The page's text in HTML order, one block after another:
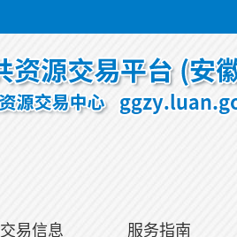
交易信息 服务指南